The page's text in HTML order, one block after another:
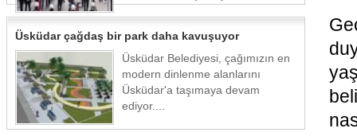
Üsküdar çağdaş bir park daha kavuşuyor
Üsküdar Belediyesi, çağımızın en
modern dinlenme alanlarını
Üsküdar'a taşımaya devam
ediyor....